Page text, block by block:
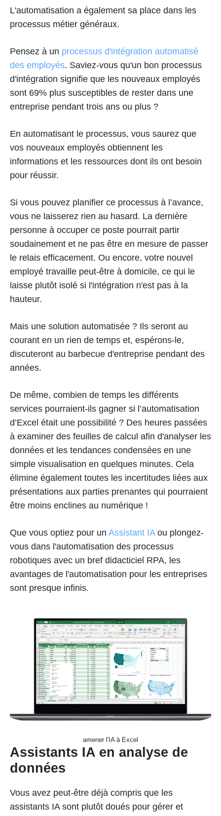
L'automatisation a également sa place dans les
processus métier généraux.
Pensez à un processus d'intégration automatisé
des employés. Saviez-vous qu'un bon processus
d'intégration signifie que les nouveaux employés
sont 69% plus susceptibles de rester dans une
entreprise pendant trois ans ou plus ?
En automatisant le processus, vous saurez que
vos nouveaux employés obtiennent les
informations et les ressources dont ils ont besoin
pour réussir.
Si vous pouvez planifier ce processus à l’avance,
vous ne laisserez rien au hasard. La dernière
personne à occuper ce poste pourrait partir
soudainement et ne pas être en mesure de passer
le relais efficacement. Ou encore, votre nouvel
employé travaille peut-être à domicile, ce qui le
laisse plutôt isolé si l'intégration n'est pas à la
hauteur.
Mais une solution automatisée ? Ils seront au
courant en un rien de temps et, espérons-le,
discuteront au barbecue d'entreprise pendant des
années.
De même, combien de temps les différents
services pourraient-ils gagner si l’automatisation
d’Excel était une possibilité ? Des heures passées
à examiner des feuilles de calcul afin d'analyser les
données et les tendances condensées en une
simple visualisation en quelques minutes. Cela
élimine également toutes les incertitudes liées aux
présentations aux parties prenantes qui pourraient
être moins enclines au numérique !
Que vous optiez pour un Assistant IA ou plongez-
vous dans l'automatisation des processus
robotiques avec un bref didacticiel RPA, les
avantages de l'automatisation pour les entreprises
sont presque infinis.
amener l'IA à Excel
Assistants IA en analyse de
données
Vous avez peut-être déjà compris que les
assistants IA sont plutôt doués pour gérer et